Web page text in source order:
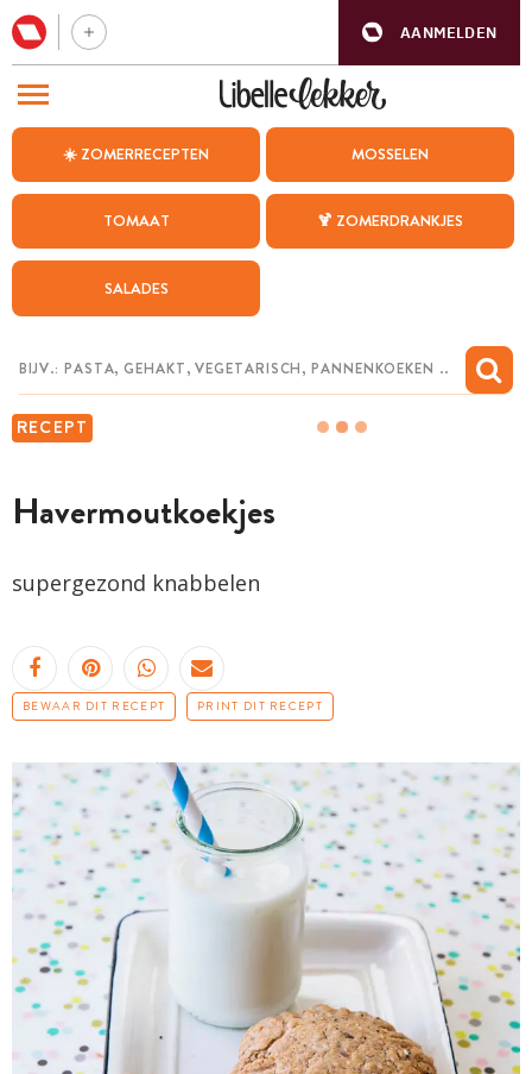
AANMELDEN
☀️ ZOMERRECEPTEN MOSSELEN
TOMAAT 🍹 ZOMERDRANKJES
SALADES
RECEPT
Havermoutkoekjes
supergezond knabbelen
BEWAAR DIT RECEPT PRINT DIT RECEPT
BEZOEK ONZE ANDERE WEBSITES
WEEKMENU
CHAT MET MAIA
MIJN BEWAARDE RECEPTEN